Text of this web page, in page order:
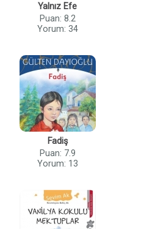
Yalnız Efe
Puan: 8.2
Yorum: 34
Fadiş
Puan: 7.9
Yorum: 13